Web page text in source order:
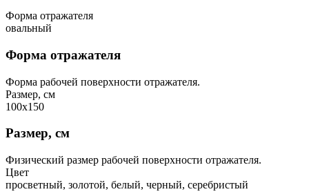
Форма отражателя
овальный
Форма отражателя
Форма рабочей поверхности отражателя.
Размер, см
100х150
Размер, см
Физический размер рабочей поверхности отражателя.
Цвет
просветный, золотой, белый, черный, серебристый